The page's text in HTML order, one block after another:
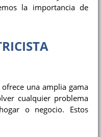
la importancia de
una amplia gama
cualquier problema
o negocio. Estos